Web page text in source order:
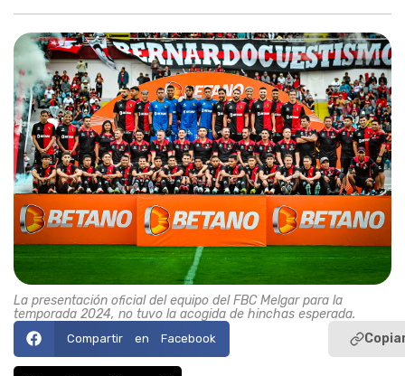
La presentación oficial del equipo del FBC Melgar para la
temporada 2024, no tuvo la acogida de hinchas esperada.
Compartir en Facebook